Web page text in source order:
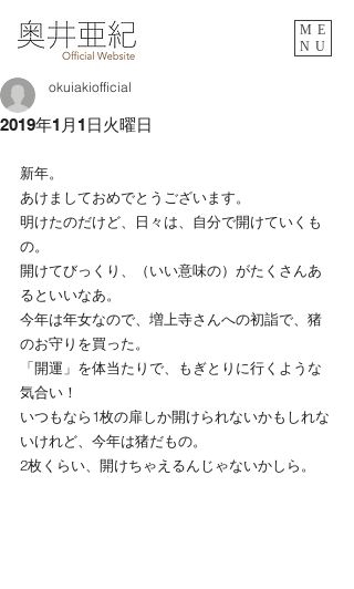
ME
NU
2019年1月1日火曜日
okuiakiofficial
新年。
あけましておめでとうございます。
明けたのだけど、日々は、自分で開けていくも
の。
開けてびっくり、（いい意味の）がたくさんあ
るといいなあ。
今年は年女なので、増上寺さんへの初詣で、猪
のお守りを買った。
「開運」を体当たりで、もぎとりに行くような
気合い！
いつもなら1枚の扉しか開けられないかもしれな
いけれど、今年は猪だもの。
2枚くらい、開けちゃえるんじゃないかしら。